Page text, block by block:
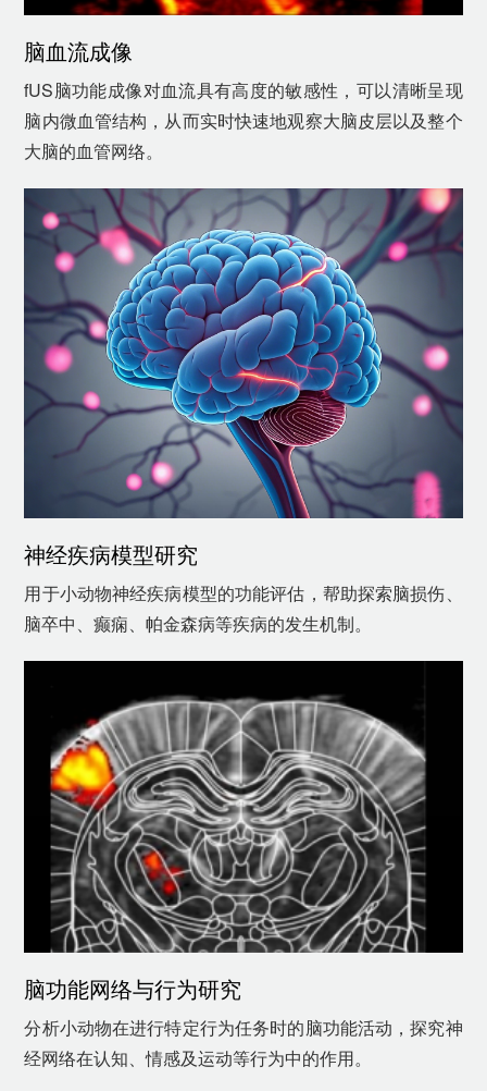
脑血流成像
fUS脑功能成像对血流具有高度的敏感性，可以清晰呈现
脑内微血管结构，从而实时快速地观察大脑皮层以及整个
大脑的血管网络。
神经疾病模型研究
用于小动物神经疾病模型的功能评估，帮助探索脑损伤、
脑卒中、癫痫、帕金森病等疾病的发生机制。
脑功能网络与行为研究
分析小动物在进行特定行为任务时的脑功能活动，探究神
经网络在认知、情感及运动等行为中的作用。